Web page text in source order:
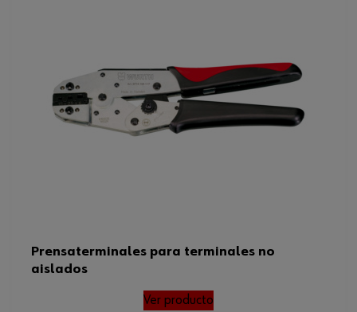
Prensaterminales para terminales no
aislados
Ver producto